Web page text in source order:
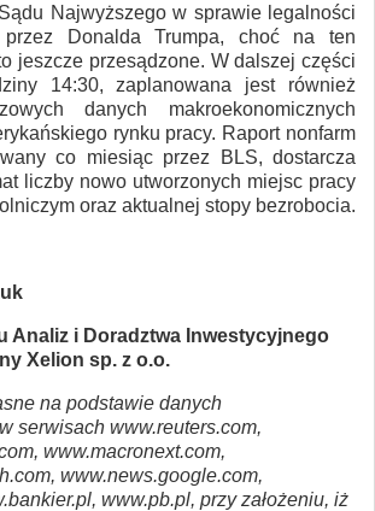
Najwyższego w sprawie legalności
przez Donalda Trumpa, choć na ten
jeszcze przesądzone. W dalszej części
14:30, zaplanowana jest również
danych makroekonomicznych
rynku pracy. Raport nonfarm
co miesiąc przez BLS, dostarcza
liczby nowo utworzonych miejsc pracy
oraz aktualnej stopy bezrobocia.
Analiz i Doradztwa Inwestycyjnego
Xelion sp. z o.o.
na podstawie danych
serwisach www.reuters.com,
www.macronext.com,
www.news.google.com,
www.pb.pl, przy założeniu, iż